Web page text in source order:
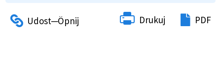
Drukuj PDF